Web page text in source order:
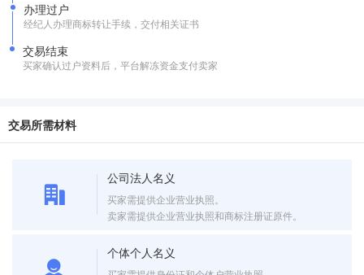
办理过户
经纪人办理商标转让手续，交付相关证书
交易结束
买家确认过户资料后，平台解冻资金支付卖家
交易所需材料
公司法人名义
买家需提供企业营业执照。
卖家需提供企业营业执照和商标注册证原件。
个体个人名义